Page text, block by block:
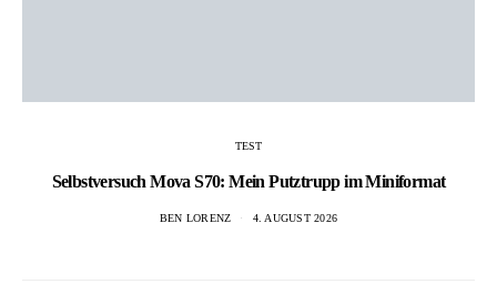
TEST
Selbstversuch Mova S70: Mein Putztrupp im Miniformat
BEN LORENZ 4. AUGUST 2026